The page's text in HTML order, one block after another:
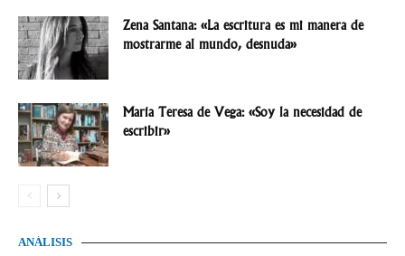
Zena Santana: «La escritura es mi manera de
mostrarme al mundo, desnuda»
María Teresa de Vega: «Soy la necesidad de
escribir»
ANÁLISIS